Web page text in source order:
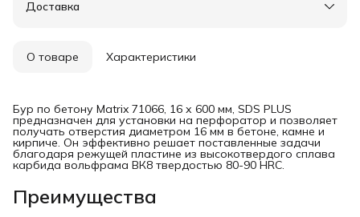
Удобный возврат
Доставка
О товаре Характеристики
Бур по бетону Matrix 71066, 16 х 600 мм, SDS PLUS
предназначен для установки на перфоратор и позволяет
получать отверстия диаметром 16 мм в бетоне, камне и
кирпиче. Он эффективно решает поставленные задачи
благодаря режущей пластине из высокотвердого сплава
карбида вольфрама ВК8 твердостью 80-90 HRC.
Преимущества